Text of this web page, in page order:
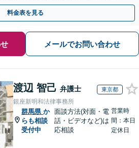
日・夜間相談可】
料金表を見る
メールでお問い合わせ
渡辺 智己 弁護士 東京都
銀座新明和法律事務所
群馬県 か
らも相談
受付中
面談方法(対面・電
話・ビデオなど)は
応相談
営業時
間：本日
定休日